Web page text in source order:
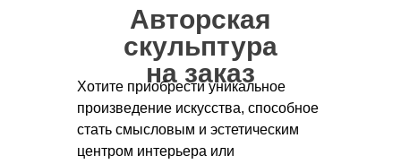
Авторская
скульптура
на заказ
Хотите приобрести уникальное
произведение искусства, способное
стать смысловым и эстетическим
центром интерьера или